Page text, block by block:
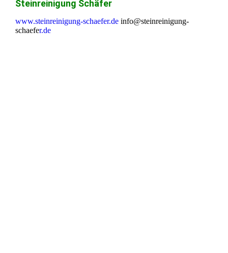
Steinreinigung Schäfer
www.steinreinigung-schaefer.de info@steinreinigung-
schaefer.de